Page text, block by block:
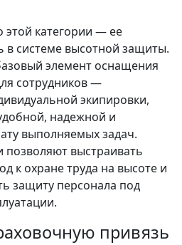
этой категории — ее
в системе высотной защиты.
элемент оснащения
сотрудников —
экипировки,
надежной и
выполняемых задач.
позволяют выстраивать
к охране труда на высоте и
защиту персонала под
привязь